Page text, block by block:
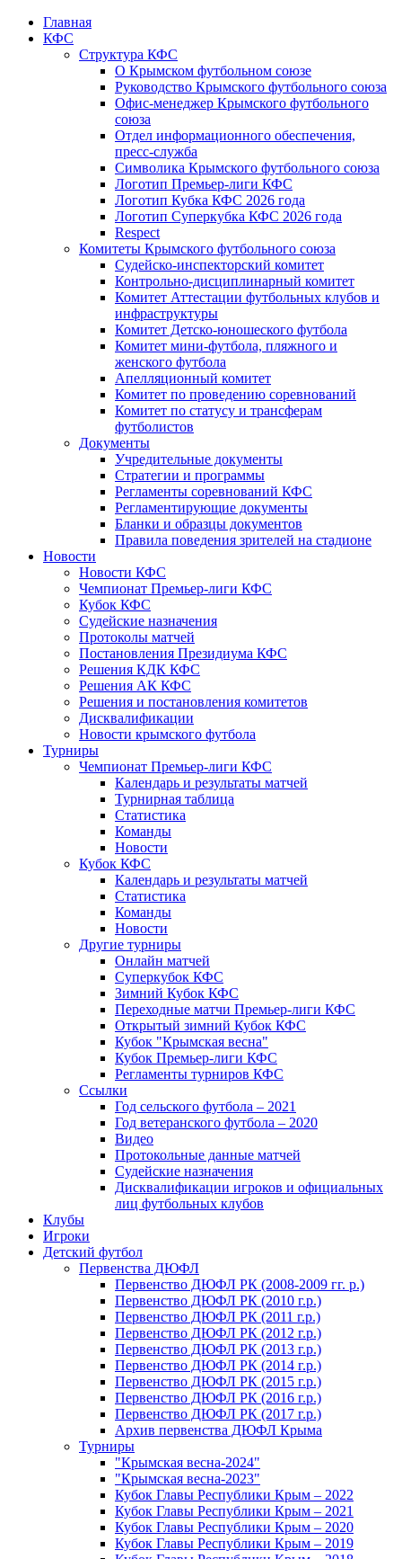
Главная
КФС
Структура КФС
О Крымском футбольном союзе
Руководство Крымского футбольного союза
Офис-менеджер Крымского футбольного
союза
Отдел информационного обеспечения,
пресс-служба
Символика Крымского футбольного союза
Логотип Премьер-лиги КФС
Логотип Кубка КФС 2026 года
Логотип Суперкубка КФС 2026 года
Respect
Комитеты Крымского футбольного союза
Судейско-инспекторский комитет
Контрольно-дисциплинарный комитет
Комитет Аттестации футбольных клубов и
инфраструктуры
Комитет Детско-юношеского футбола
Комитет мини-футбола, пляжного и
женского футбола
Апелляционный комитет
Комитет по проведению соревнований
Комитет по статусу и трансферам
футболистов
Документы
Учредительные документы
Стратегии и программы
Регламенты соревнований КФС
Регламентирующие документы
Бланки и образцы документов
Правила поведения зрителей на стадионе
Новости
Новости КФС
Чемпионат Премьер-лиги КФС
Кубок КФС
Судейские назначения
Протоколы матчей
Постановления Президиума КФС
Решения КДК КФС
Решения АК КФС
Решения и постановления комитетов
Дисквалификации
Новости крымского футбола
Турниры
Чемпионат Премьер-лиги КФС
Календарь и результаты матчей
Турнирная таблица
Статистика
Команды
Новости
Кубок КФС
Календарь и результаты матчей
Статистика
Команды
Новости
Другие турниры
Онлайн матчей
Суперкубок КФС
Зимний Кубок КФС
Переходные матчи Премьер-лиги КФС
Открытый зимний Кубок КФС
Кубок "Крымская весна"
Кубок Премьер-лиги КФС
Регламенты турниров КФС
Ссылки
Год сельского футбола – 2021
Год ветеранского футбола – 2020
Видео
Протокольные данные матчей
Судейские назначения
Дисквалификации игроков и официальных
лиц футбольных клубов
Клубы
Игроки
Детский футбол
Первенства ДЮФЛ
Первенство ДЮФЛ РК (2008-2009 гг. р.)
Первенство ДЮФЛ РК (2010 г.р.)
Первенство ДЮФЛ РК (2011 г.р.)
Первенство ДЮФЛ РК (2012 г.р.)
Первенство ДЮФЛ РК (2013 г.р.)
Первенство ДЮФЛ РК (2014 г.р.)
Первенство ДЮФЛ РК (2015 г.р.)
Первенство ДЮФЛ РК (2016 г.р.)
Первенство ДЮФЛ РК (2017 г.р.)
Архив первенства ДЮФЛ Крыма
Турниры
"Крымская весна-2024"
"Крымская весна-2023"
Кубок Главы Республики Крым – 2022
Кубок Главы Республики Крым – 2021
Кубок Главы Республики Крым – 2020
Кубок Главы Республики Крым – 2019